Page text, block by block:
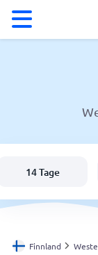
Wetter in Turku
Schweiz
Deutschland
14 Tage
Finnland